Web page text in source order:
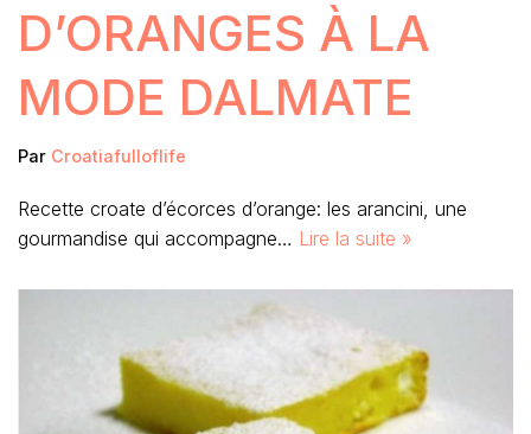
D’ORANGES À LA
MODE DALMATE
Par Croatiafulloflife
Recette croate d’écorces d’orange: les arancini, une
gourmandise qui accompagne… Lire la suite »